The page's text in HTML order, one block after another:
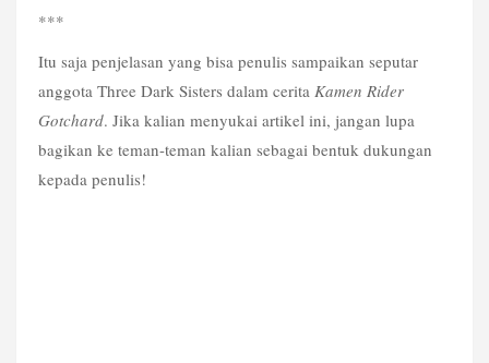
***
Itu saja penjelasan yang bisa penulis sampaikan seputar
anggota Three Dark Sisters dalam cerita Kamen Rider
Gotchard. Jika kalian menyukai artikel ini, jangan lupa
bagikan ke teman-teman kalian sebagai bentuk dukungan
kepada penulis!